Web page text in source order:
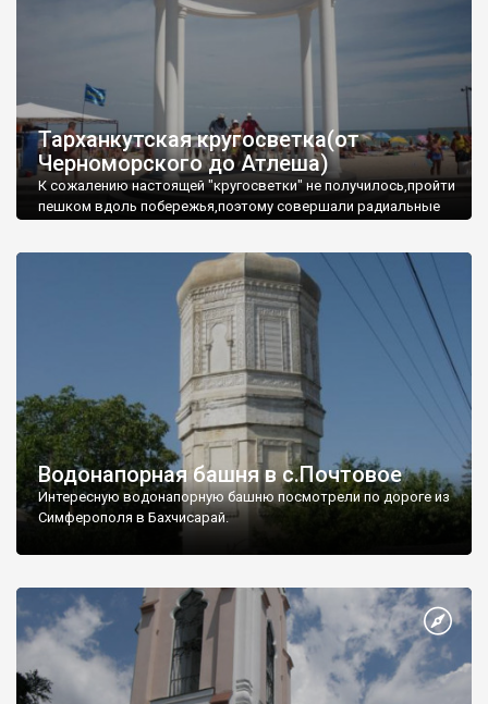
Тарханкутская кругосветка(от
Черноморского до Атлеша)
К сожалению настоящей "кругосветки" не получилось,пройти
пешком вдоль побережья,поэтому совершали радиальные
Водонапорная башня в с.Почтовое
Интересную водонапорную башню посмотрели по дороге из
Симферополя в Бахчисарай.